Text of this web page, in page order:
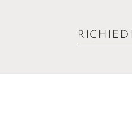
RICHIEDI